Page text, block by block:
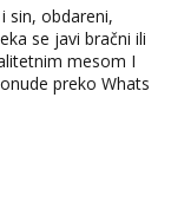
sin, obdareni,
se javi bračni ili
mesom I
preko Whats